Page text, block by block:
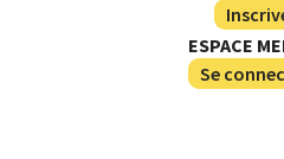
ESPACE
Se